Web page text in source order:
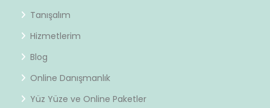
Tanışalım
Hizmetlerim
Blog
Online Danışmanlık
Yüz Yüze ve Online Paketler